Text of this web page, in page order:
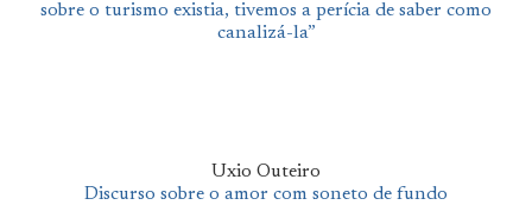
sobre o turismo existia, tivemos a perícia de saber como
canalizá-la”
Uxio Outeiro
Discurso sobre o amor com soneto de fundo